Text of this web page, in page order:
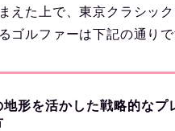
えた上で、東京クラシッ
ゴルファーは下記の通りで
地形を活かした戦略的なプ